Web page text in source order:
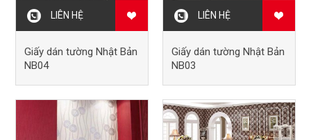
LIÊN HỆ
Giấy dán tường Nhật Bản
NB04
LIÊN HỆ
Giấy dán tường Nhật Bản
NB03